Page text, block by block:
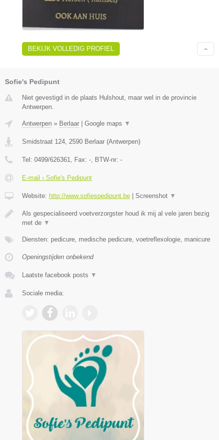
BEKIJK VOLLEDIG PROFIEL
Sofie's Pedipunt
Niet gevestigd in de plaats Hulshout, maar wel in de provincie
Antwerpen.
Antwerpen » Berlaar Google maps ▼
Smidstraat 124, 2590 Berlaar (Antwerpen)
Tel: 0499/626361, Fax: -, BTW-nr: -
E-mail › Sofie's Pedipunt
Website: http://www.sofiespedipunt.be Screenshot ▼
Als gespecialiseerd voetverzorgster houd ik mij al vele jaren bezig
met de ▼
Diensten: pedicure, medische pedicure, voetreflexologie, manicure
Openingstijden onbekend
Laatste facebook posts ▼
Sociale media: